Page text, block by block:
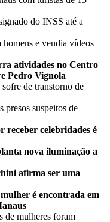
do INSS até a
homens e vendia vídeos
atividades no Centro
Pedro Vignola
de transtorno de
presos suspeitos de
receber celebridades é
nova iluminação a
afirma ser uma
é encontrada em
de mulheres foram